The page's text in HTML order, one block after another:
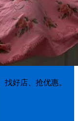
好店、抢优惠。